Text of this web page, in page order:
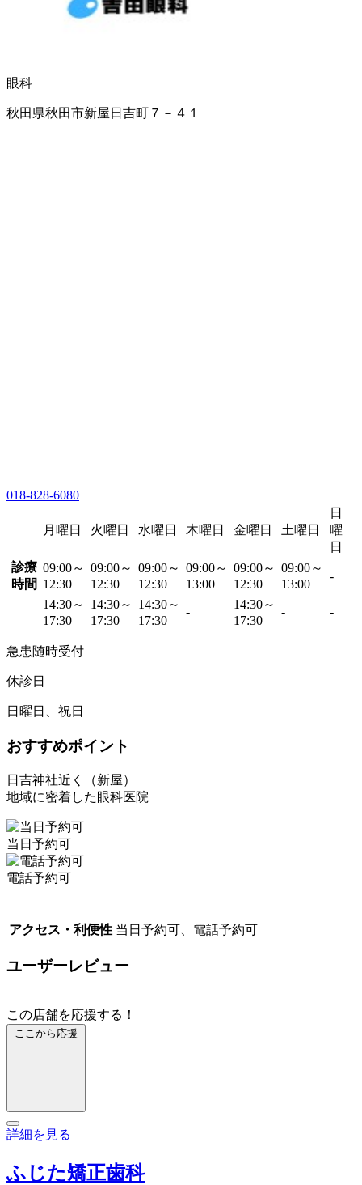
眼科
秋田県秋田市新屋日吉町７－４１
018-828-6080
月曜日 火曜日 水曜日 木曜日 金曜日 土曜日
日
曜
日
診療
時間
09:00～
12:30
09:00～
12:30
09:00～
12:30
09:00～
13:00
09:00～
12:30
09:00～
13:00
-
14:30～
17:30
14:30～
17:30
14:30～
17:30
-
14:30～
17:30
- -
急患随時受付
休診日
日曜日、祝日
おすすめポイント
日吉神社近く（新屋）
地域に密着した眼科医院
当日予約可
電話予約可
アクセス・利便性 当日予約可、電話予約可
ユーザーレビュー
この店舗を応援する！
ここから応援
詳細を見る
ふじた矯正歯科